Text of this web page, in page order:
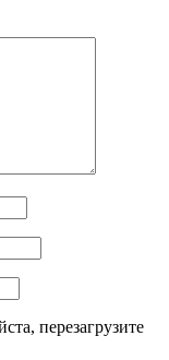
перезагрузите